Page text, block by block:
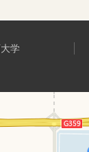
学